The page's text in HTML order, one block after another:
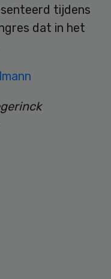
tijdens
dat in het